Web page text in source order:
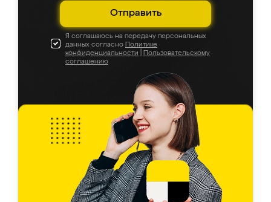
Отправить
Я соглашаюсь на передачу персональных
данных согласно Политике
конфиденциальности
Пользовательскому
соглашению